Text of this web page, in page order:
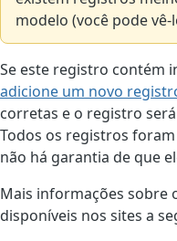
modelo (você pode
Se este registro contém
adicione um novo
corretas e o registro
Todos os registros
não há garantia de que
Mais informações sobre
disponíveis nos sites a